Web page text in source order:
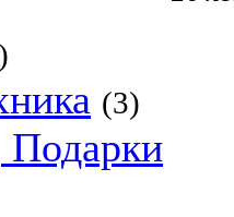
(3)
Подарки